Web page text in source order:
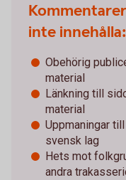
inte innehålla:
Obehörig
material
Länkning till
material
Uppmaningar
svensk lag
Hets mot
andra